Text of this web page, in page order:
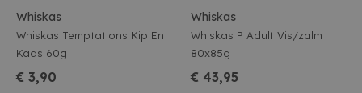
Whiskas
Whiskas Temptations Kip En
Kaas 60g
€ 3,90
Whiskas
Whiskas P Adult Vis/zalm
80x85g
€ 43,95